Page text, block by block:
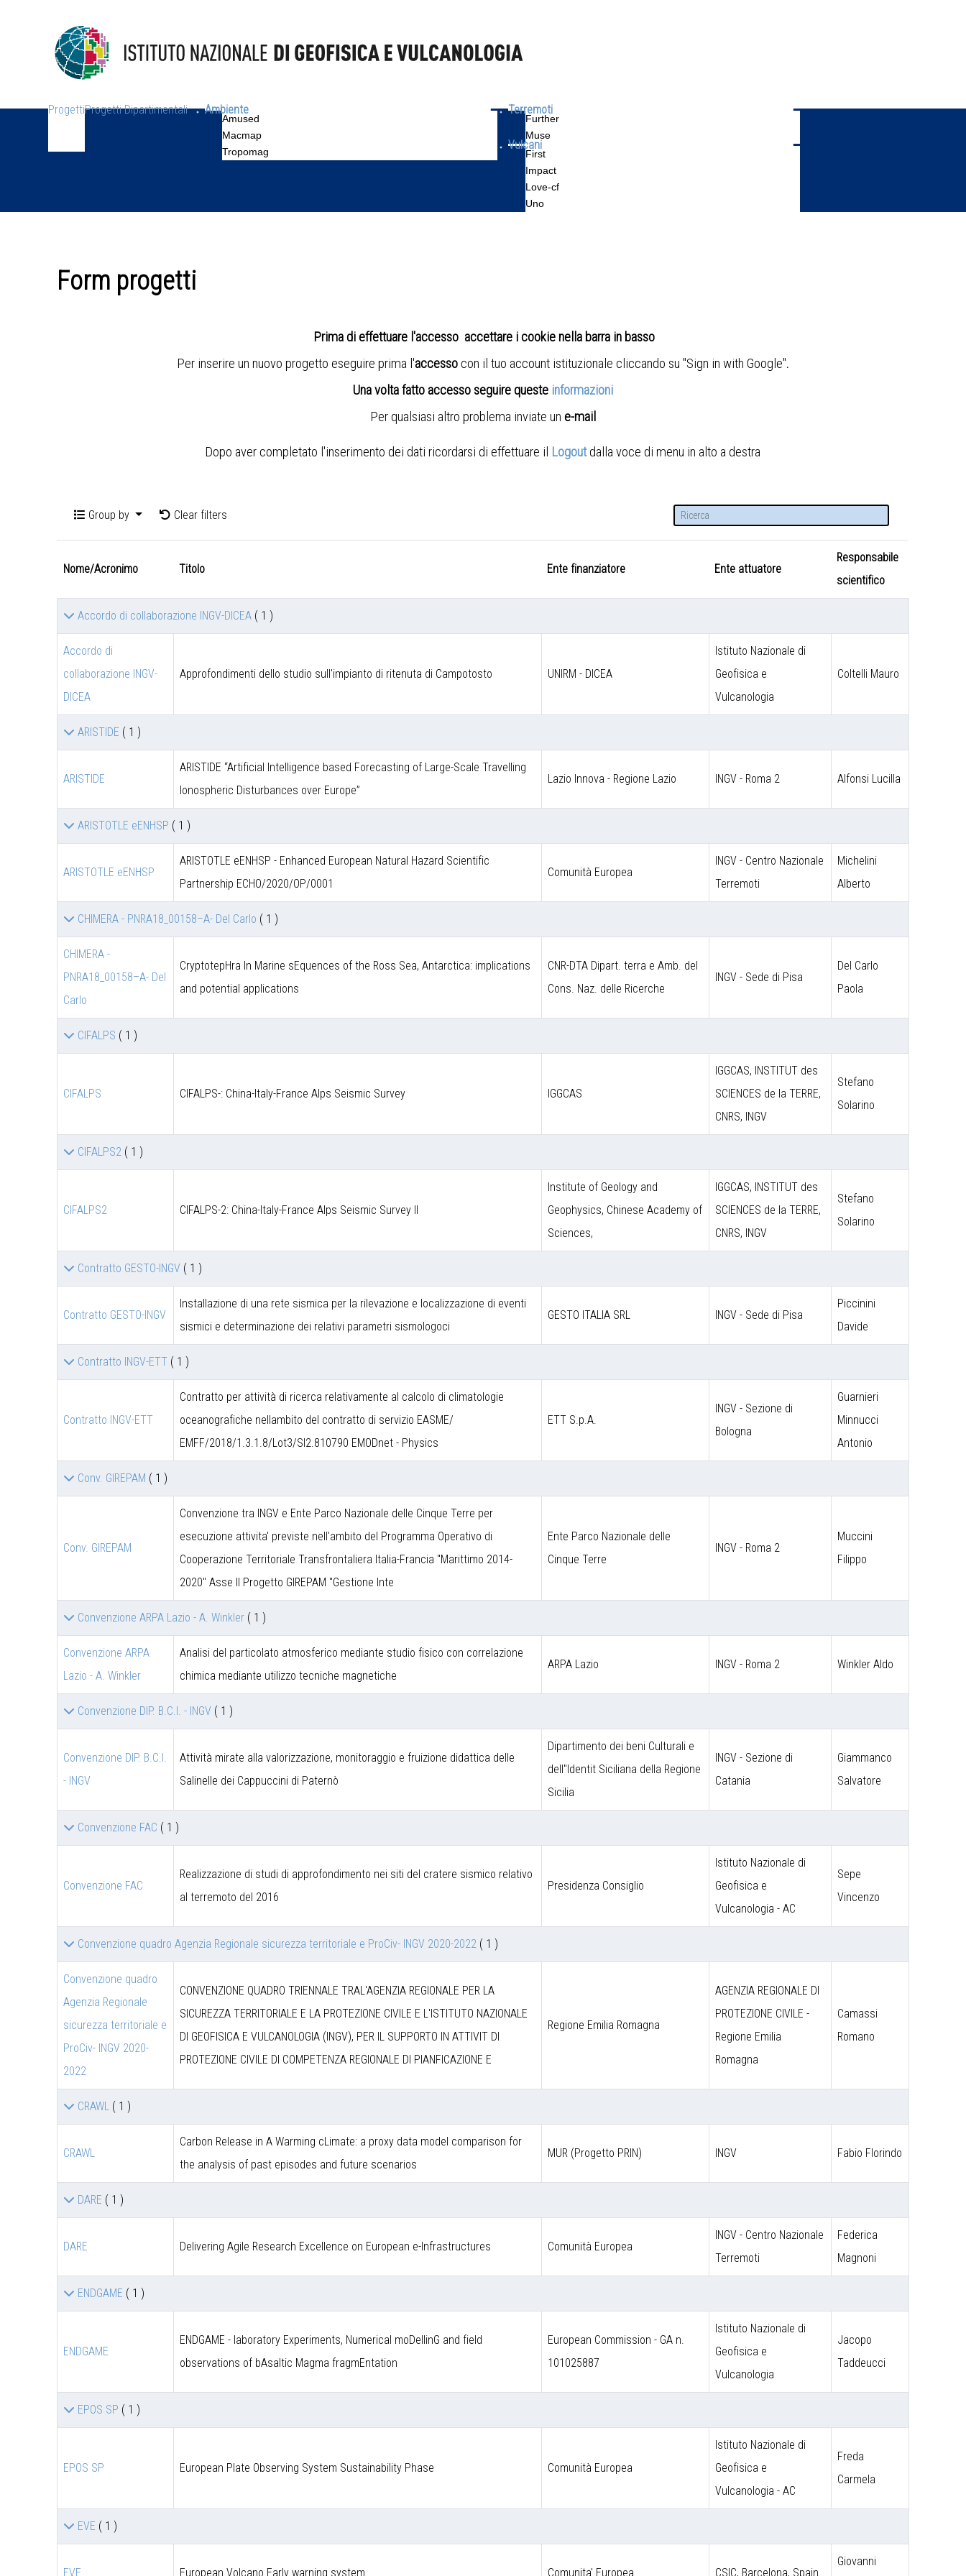
ProgettiProgetti Dipartimentali Ambiente
Amused
Macmap
Tropomag
Terremoti
Further
Muse
Vulcani
First
Impact
Love-cf
Uno
Form progetti
Prima di effettuare l'accesso accettare i cookie nella barra in basso
Per inserire un nuovo progetto eseguire prima l'accessocon il tuo account istituzionale cliccando su "Sign in with Google".
Una volta fatto accesso seguire queste informazioni
Per qualsiasi altro problema inviate un e-mail
Dopo aver completato l'inserimento dei dati ricordarsi di effettuare il Logout dalla voce di menu in alto a destra
Group by Clear filters
Nome/Acronimo Titolo Ente finanziatore Ente attuatore
Responsabile
scientifico
Accordo di collaborazione INGV-DICEA ( 1 )
Accordo di
collaborazione INGV-
DICEA
Approfondimenti dello studio sull'impianto di ritenuta di Campotosto UNIRM - DICEA
Istituto Nazionale di
Geofisica e
Vulcanologia
Coltelli Mauro
ARISTIDE ( 1 )
ARISTIDE
ARISTIDE “Artificial Intelligence based Forecasting of Large-Scale Travelling
Ionospheric Disturbances over Europe”
Lazio Innova - Regione Lazio INGV - Roma 2 Alfonsi Lucilla
ARISTOTLE eENHSP ( 1 )
ARISTOTLE eENHSP
ARISTOTLE eENHSP - Enhanced European Natural Hazard Scientific
Partnership ECHO/2020/OP/0001
Comunità Europea
INGV - Centro Nazionale
Terremoti
Michelini
Alberto
CHIMERA - PNRA18_00158–A- Del Carlo ( 1 )
CHIMERA -
PNRA18_00158–A- Del
Carlo
CryptotepHra In Marine sEquences of the Ross Sea, Antarctica: implications
and potential applications
CNR-DTA Dipart. terra e Amb. del
Cons. Naz. delle Ricerche
INGV - Sede di Pisa
Del Carlo
Paola
CIFALPS ( 1 )
CIFALPS CIFALPS-: China-Italy-France Alps Seismic Survey IGGCAS
IGGCAS, INSTITUT des
SCIENCES de la TERRE,
CNRS, INGV
Stefano
Solarino
CIFALPS2 ( 1 )
CIFALPS2 CIFALPS-2: China-Italy-France Alps Seismic Survey II
Institute of Geology and
Geophysics, Chinese Academy of
Sciences,
IGGCAS, INSTITUT des
SCIENCES de la TERRE,
CNRS, INGV
Stefano
Solarino
Contratto GESTO-INGV ( 1 )
Contratto GESTO-INGV
Installazione di una rete sismica per la rilevazione e localizzazione di eventi
sismici e determinazione dei relativi parametri sismologoci
GESTO ITALIA SRL INGV - Sede di Pisa
Piccinini
Davide
Contratto INGV-ETT ( 1 )
Contratto INGV-ETT
Contratto per attività di ricerca relativamente al calcolo di climatologie
oceanografiche nellambito del contratto di servizio EASME/
EMFF/2018/1.3.1.8/Lot3/SI2.810790 EMODnet - Physics
ETT S.p.A.
INGV - Sezione di
Bologna
Guarnieri
Minnucci
Antonio
Conv. GIREPAM ( 1 )
Conv. GIREPAM
Convenzione tra INGV e Ente Parco Nazionale delle Cinque Terre per
esecuzione attivita' previste nell'ambito del Programma Operativo di
Cooperazione Territoriale Transfrontaliera Italia-Francia "Marittimo 2014-
2020" Asse II Progetto GIREPAM "Gestione Inte
Ente Parco Nazionale delle
Cinque Terre
INGV - Roma 2
Muccini
Filippo
Convenzione ARPA Lazio - A. Winkler ( 1 )
Convenzione ARPA
Lazio - A. Winkler
Analisi del particolato atmosferico mediante studio fisico con correlazione
chimica mediante utilizzo tecniche magnetiche
ARPA Lazio INGV - Roma 2 Winkler Aldo
Convenzione DIP. B.C.I. - INGV ( 1 )
Convenzione DIP. B.C.I.
- INGV
Attività mirate alla valorizzazione, monitoraggio e fruizione didattica delle
Salinelle dei Cappuccini di Paternò
Dipartimento dei beni Culturali e
dell''Identit Siciliana della Regione
Sicilia
INGV - Sezione di
Catania
Giammanco
Salvatore
Convenzione FAC ( 1 )
Convenzione FAC
Realizzazione di studi di approfondimento nei siti del cratere sismico relativo
al terremoto del 2016
Presidenza Consiglio
Istituto Nazionale di
Geofisica e
Vulcanologia - AC
Sepe
Vincenzo
Convenzione quadro Agenzia Regionale sicurezza territoriale e ProCiv- INGV 2020-2022 ( 1 )
Convenzione quadro
Agenzia Regionale
sicurezza territoriale e
ProCiv- INGV 2020-
2022
CONVENZIONE QUADRO TRIENNALE TRAL'AGENZIA REGIONALE PER LA
SICUREZZA TERRITORIALE E LA PROTEZIONE CIVILE E L'ISTITUTO NAZIONALE
DI GEOFISICA E VULCANOLOGIA (INGV), PER IL SUPPORTO IN ATTIVIT DI
PROTEZIONE CIVILE DI COMPETENZA REGIONALE DI PIANFICAZIONE E
Regione Emilia Romagna
AGENZIA REGIONALE DI
PROTEZIONE CIVILE -
Regione Emilia
Romagna
Camassi
Romano
CRAWL ( 1 )
CRAWL
Carbon Release in A Warming cLimate: a proxy data model comparison for
the analysis of past episodes and future scenarios
MUR (Progetto PRIN) INGV Fabio Florindo
DARE ( 1 )
DARE Delivering Agile Research Excellence on European e-Infrastructures Comunità Europea
INGV - Centro Nazionale
Terremoti
Federica
Magnoni
ENDGAME ( 1 )
ENDGAME
ENDGAME - laboratory Experiments, Numerical moDellinG and field
observations of bAsaltic Magma fragmEntation
European Commission - GA n.
101025887
Istituto Nazionale di
Geofisica e
Vulcanologia
Jacopo
Taddeucci
EPOS SP ( 1 )
EPOS SP European Plate Observing System Sustainability Phase Comunità Europea
Istituto Nazionale di
Geofisica e
Vulcanologia - AC
Freda
Carmela
EVE ( 1 )
EVE European Volcano Early warning system Comunita' Europea CSIC, Barcelona, Spain
Giovanni